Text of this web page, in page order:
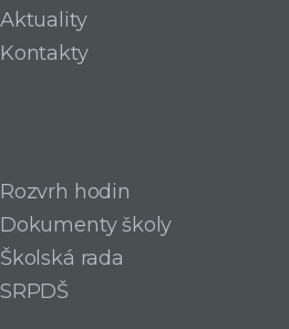
Aktuality
Kontakty
Rozvrh hodin
Dokumenty školy
Školská rada
SRPDŠ